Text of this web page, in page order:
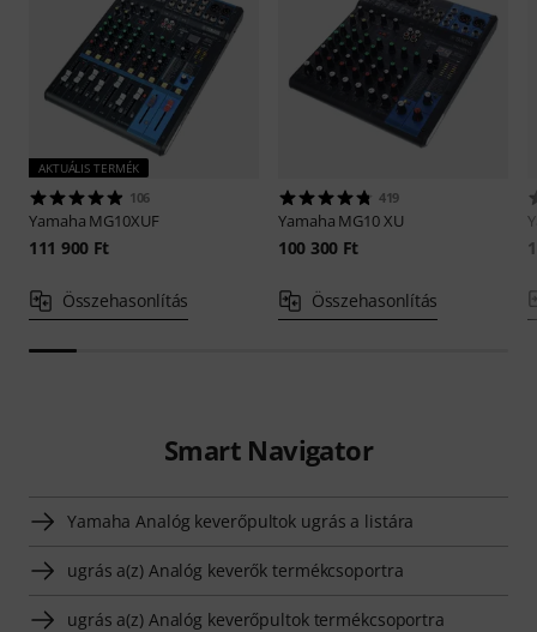
AKTUÁLIS TERMÉK
106
Yamaha MG10XUF
111 900 Ft
Összehasonlítás
419
Yamaha MG10 XU
100 300 Ft
Összehasonlítás
Smart Navigator
Yamaha Analóg keverőpultok ugrás a listára
ugrás a(z) Analóg keverők termékcsoportra
ugrás a(z) Analóg keverőpultok termékcsoportra